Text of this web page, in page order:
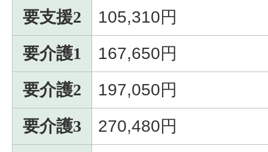
要支援2
105,310円
要介護1
167,650円
要介護2
197,050円
要介護3
270,480円